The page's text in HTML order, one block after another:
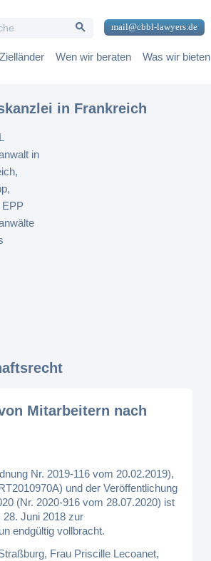
Search Button
mail@cbbl-lawyers.de
Zielländer Wen wir beraten Was wir bieten
in Frankreich
Mitarbeitern nach
Nr. 2019-116 vom 20.02.2019),
und der Veröffentlichung
(Nr. 2020-916 vom 28.07.2020) ist
Juni 2018 zur
endgültig vollbracht.
Frau Priscille Lecoanet,